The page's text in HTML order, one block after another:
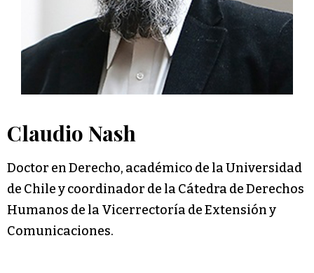
Claudio Nash
Doctor en Derecho, académico de la Universidad
de Chile y coordinador de la Cátedra de Derechos
Humanos de la Vicerrectoría de Extensión y
Comunicaciones.